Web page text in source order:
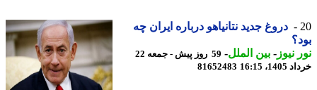
دروغ جدید نتانیاهو درباره ایران چه
نیوز-بین الملل-
59 روز پیش - جمعه 22
16:15
81652483